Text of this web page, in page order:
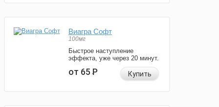
Виагра Софт
100мг
Быстрое наступление
эффекта, уже через 20 минут.
от 65Р Купить